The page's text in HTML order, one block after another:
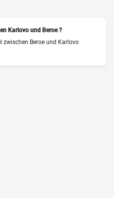
Karlovo und Beroe ?
zwischen Beroe und Karlovo